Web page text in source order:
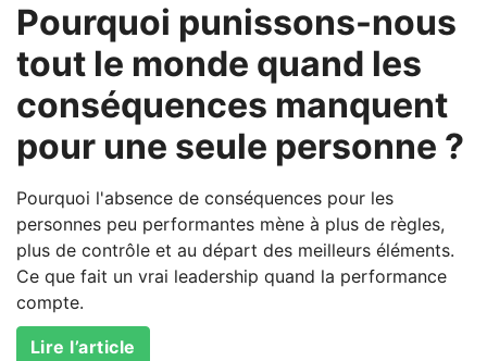
Pourquoi punissons-nous
tout le monde quand les
conséquences manquent
pour une seule personne ?
Pourquoi l'absence de conséquences pour les
personnes peu performantes mène à plus de règles,
plus de contrôle et au départ des meilleurs éléments.
Ce que fait un vrai leadership quand la performance
compte.
Lire l’article